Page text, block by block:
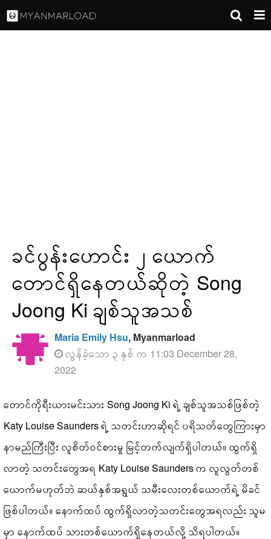
ခင်ပွန်းဟောင်း ၂ ယောက်
တောင်ရှိနေတယ်ဆိုတဲ့ Song
Joong Ki ချစ်သူအသစ်
Maria Emily Hsu, Myanmarload
လွန်ခဲ့သော ၃ နှစ် က 11:03 December 28,
2022
တောင်ကိုရီးယားမင်းသား Song Joong Ki ရဲ့ ချစ်သူအသစ်ဖြစ်တဲ့
Katy Louise Saunders ရဲ့ သတင်းဟာဆိုရင် ပရိသတ်တွေကြားမှာ
နာမည်ကြီးပြီး လူစိတ်ဝင်စားမှု မြင့်တက်လျက်ရှိပါတယ်။ ထွက်ရှိ
လာတဲ့ သတင်းတွေအရ Katy Louise Saunders က လူလွတ်တစ်
ယောက်မဟုတ်ဘဲ ဆယ်နှစ်အရွယ် သမီးလေးတစ်ယောက်ရဲ့ မိခင်
ဖြစ်ပါတယ်။ နောက်ထပ် ထွက်ရှိလာတဲ့သတင်းတွေအရလည်း သူမ
မှာ နောက်ထပ် သားတစ်ယောက်ရှိနေတယ်လို့ သိရပါတယ်။